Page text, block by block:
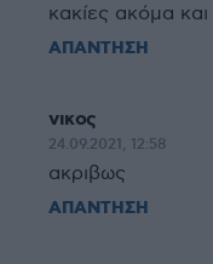
κακίες ακόμα
ΑΠΑΝΤΗΣΗ
νικος
24.09.2021, 12:58
ακριβως
ΑΠΑΝΤΗΣΗ